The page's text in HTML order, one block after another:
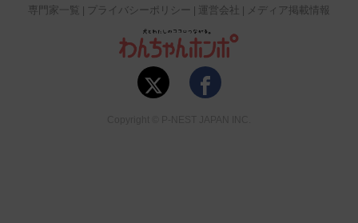
専門家一覧
プライバシーポリシー 運営会社 メディア掲載情報